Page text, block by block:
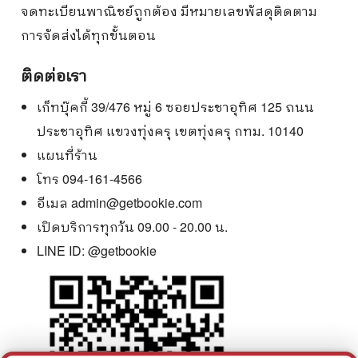
จดทะเบียนพาณิชย์ถูกต้อง มีหมายเลขพัสดุติดตาม
การจัดส่งได้ทุกขั้นตอน
ติดต่อเรา
เก็ทบุ๊คกี้ 39/476 หมู่ 6 ซอยประชาอุทิศ 125 ถนน
ประชาอุทิศ แขวงทุ่งครุ เขตทุ่งครุ กทม. 10140
แผนที่ร้าน
โทร 094-161-4566
อีเมล admin@getbookie.com
เปิดบริการทุกวัน 09.00 - 20.00 น.
LINE ID: @getbookie